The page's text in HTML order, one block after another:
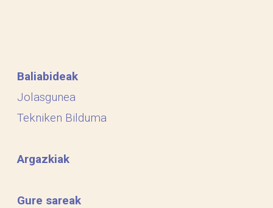
Baliabideak
Jolasgunea
Tekniken Bilduma
Argazkiak
Gure sareak